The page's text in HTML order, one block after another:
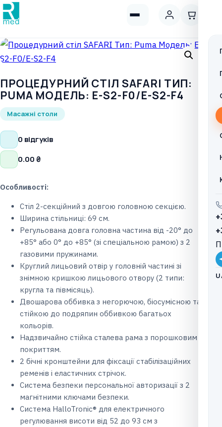
ПРОЦЕДУРНИЙ СТІЛ SAFARI ТИП:
PUMA МОДЕЛЬ: E-S2-F0/E-S2-F4
Масажні столи
0 відгуків
0.00₴
Особливості:
Стіл 2-секційний з довгою головною секцією.
Ширина стільниці: 69 см.
Регульована довга головна частина від -20° до
+85° або 0° до +85° (зі спеціальною рамою) з 2
газовими пружинами.
Круглий лицьовий отвір у головній частині зі
знімною кришкою лицьового отвору (2 типи:
кругла та півмісяць).
Двошарова оббивка з негорючою, біосумісною та
стійкою до подряпин оббивкою багатьох
кольорів.
Надзвичайно стійка сталева рама з порошковим
покриттям.
2 бічні кронштейни для фіксації стабілізаційних
ременів і еластичних стрічок.
Система безпеки персональної авторизації з 2
магнітними ключами безпеки.
Система HalloTronic® для електричного
регулювання висоти від 52 до 93 см з